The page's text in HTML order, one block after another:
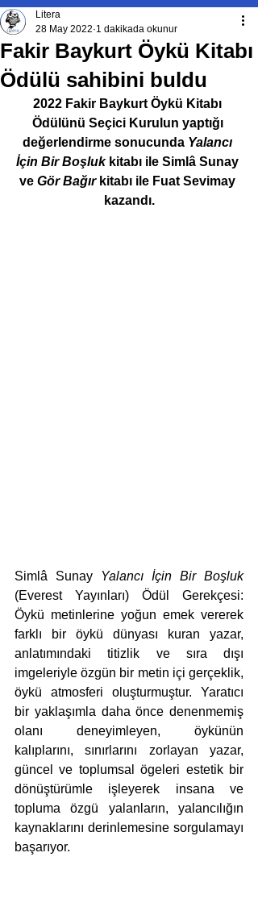
Fakir Baykurt Öykü Kitabı
Ödülü sahibini buldu
Litera
28 May 2022 1 dakikada okunur
2022 Fakir Baykurt Öykü Kitabı
Ödülünü Seçici Kurulun yaptığı
değerlendirme sonucunda Yalancı
İçin Bir Boşluk kitabı ile Simlâ Sunay
ve Gör Bağır kitabı ile Fuat Sevimay
kazandı.
Simlâ Sunay Yalancı İçin Bir Boşluk
(Everest Yayınları) Ödül Gerekçesi:
Öykü metinlerine yoğun emek vererek
farklı bir öykü dünyası kuran yazar,
anlatımındaki titizlik ve sıra dışı
imgeleriyle özgün bir metin içi gerçeklik,
öykü atmosferi oluşturmuştur. Yaratıcı
bir yaklaşımla daha önce denenmemiş
olanı deneyimleyen, öykünün
kalıplarını, sınırlarını zorlayan yazar,
güncel ve toplumsal ögeleri estetik bir
dönüştürümle işleyerek insana ve
topluma özgü yalanların, yalancılığın
kaynaklarını derinlemesine sorgulamayı
başarıyor.